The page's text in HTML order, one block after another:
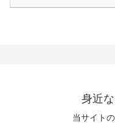
身近
当サイト